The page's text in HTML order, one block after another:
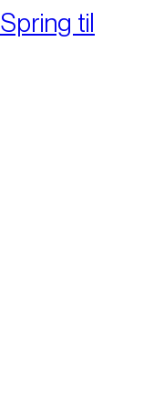
Spring til